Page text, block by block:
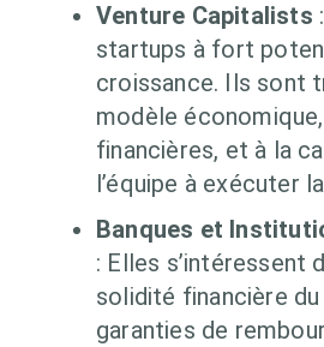
Venture Capitalists
startups à fort
croissance. Ils sont
modèle
financières, et à la
l’équipe à exécuter
Banques et
: Elles s’intéressent
solidité financière
garanties de